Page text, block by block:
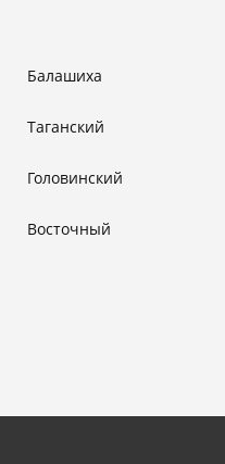
Балашиха
Таганский
Головинский
Восточный